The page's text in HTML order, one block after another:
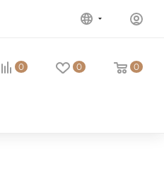
0 0 0